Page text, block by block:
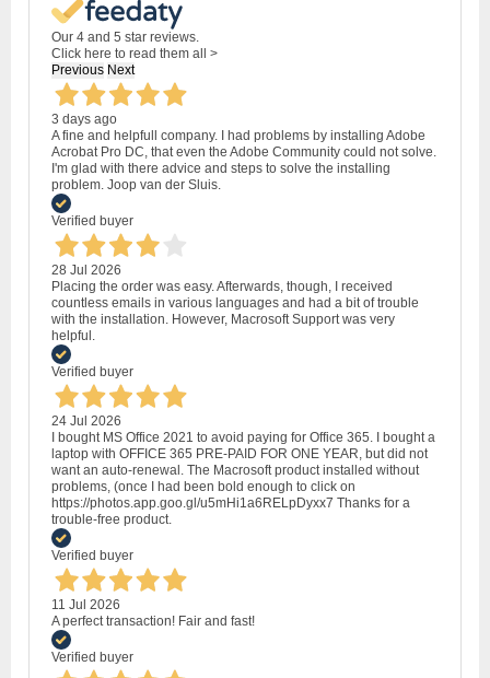
Our 4 and 5 star reviews.
Click here to read them all >
Previous Next
3 days ago
A fine and helpfull company. I had problems by installing Adobe
Acrobat Pro DC, that even the Adobe Community could not solve.
I'm glad with there advice and steps to solve the installing
problem. Joop van der Sluis.
Verified buyer
28 Jul 2026
Placing the order was easy. Afterwards, though, I received
countless emails in various languages and had a bit of trouble
with the installation. However, Macrosoft Support was very
helpful.
Verified buyer
24 Jul 2026
I bought MS Office 2021 to avoid paying for Office 365. I bought a
laptop with OFFICE 365 PRE-PAID FOR ONE YEAR, but did not
want an auto-renewal. The Macrosoft product installed without
problems, (once I had been bold enough to click on
https://photos.app.goo.gl/u5mHi1a6RELpDyxx7 Thanks for a
trouble-free product.
Verified buyer
11 Jul 2026
A perfect transaction! Fair and fast!
Verified buyer